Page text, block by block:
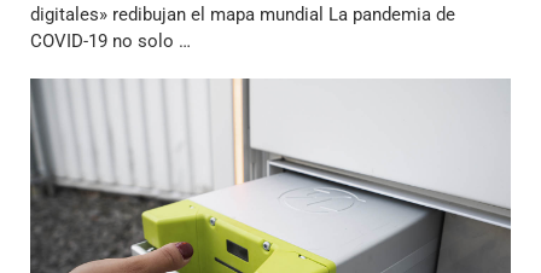
digitales» redibujan el mapa mundial La pandemia de
COVID-19 no solo …